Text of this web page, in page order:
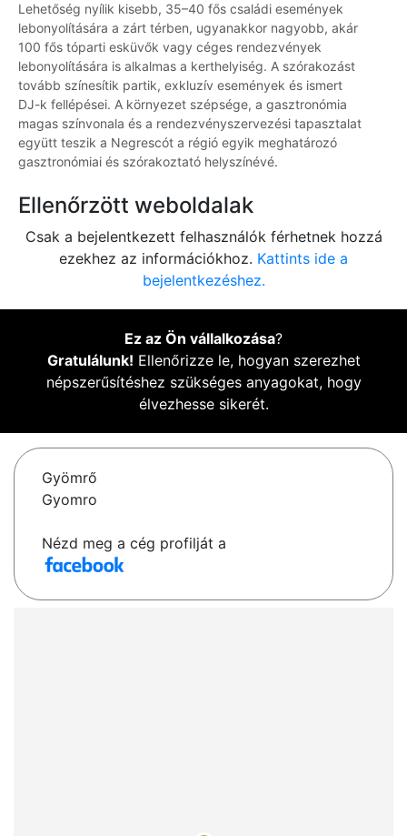
Lehetőség nyílik kisebb, 35–40 fős családi események
lebonyolítására a zárt térben, ugyanakkor nagyobb, akár
100 fős tóparti esküvők vagy céges rendezvények
lebonyolítására is alkalmas a kerthelyiség. A szórakozást
tovább színesítik partik, exkluzív események és ismert
DJ-k fellépései. A környezet szépsége, a gasztronómia
magas színvonala és a rendezvényszervezési tapasztalat
együtt teszik a Negrescót a régió egyik meghatározó
gasztronómiai és szórakoztató helyszínévé.
Ellenőrzött weboldalak
Csak a bejelentkezett felhasználók férhetnek hozzá
ezekhez az információkhoz. Kattints ide a
bejelentkezéshez.
Ez az Ön vállalkozása?
Gratulálunk! Ellenőrizze le, hogyan szerezhet
népszerűsítéshez szükséges anyagokat, hogy
élvezhesse sikerét.
Gyömrő
Gyomro
Nézd meg a cég profilját a